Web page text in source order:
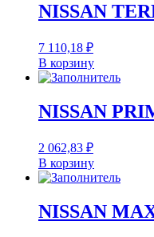
NISSAN
7 110,18 ₽
В корзину
NISSAN
2 062,83 ₽
В корзину
NISSAN